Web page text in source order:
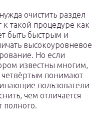
очистить раздел
такой процедуре как
быть быстрым и
высокоуровневое
Но если
известны многим,
четвёртым понимают
пользователи
чем отличается
полного.